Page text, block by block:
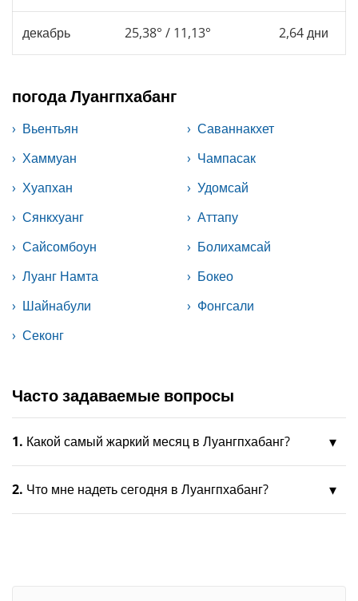
декабрь 25,38° / 11,13° 2,64 дни
погода Луангпхабанг
Вьентьян
Саваннакхет
Хаммуан
Чампасак
Хуапхан
Удомсай
Сянкхуанг
Аттапу
Сайсомбоун
Болихамсай
Луанг Намта
Бокео
Шайнабули
Фонгсали
Секонг
Часто задаваемые вопросы
1. Какой самый жаркий месяц в Луангпхабанг?
2. Что мне надеть сегодня в Луангпхабанг?